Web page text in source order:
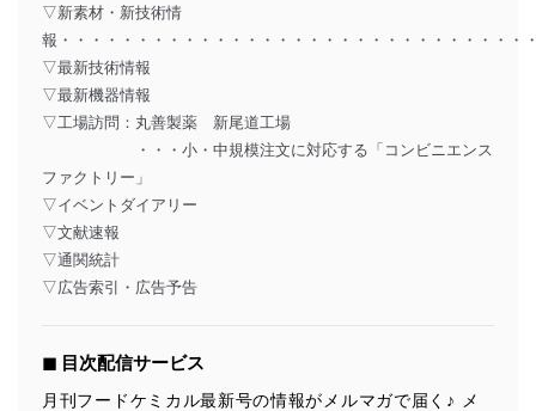
▽新素材・新技術情
報・・・・・・・・・・・・・・・・・・・・・・・・・・・・・・
▽最新技術情報
▽最新機器情報
▽工場訪問：丸善製薬 新尾道工場
・・・小・中規模注文に対応する「コンビニエンス
ファクトリー」
▽イベントダイアリー
▽文献速報
▽通関統計
▽広告索引・広告予告
◼︎ 目次配信サービス
月刊フードケミカル最新号の情報がメルマガで届く♪ メ